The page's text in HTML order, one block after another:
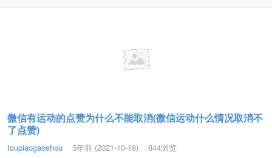
微信有运动的点赞为什么不能取消(微信运动什么情况取消不
了点赞)
toupiaogaoshou 5年前 (2021-10-18) 844浏览